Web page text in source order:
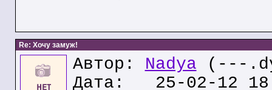
Re: Хочу замуж!
Автор: Nadya (---
Дата: 25-02-12